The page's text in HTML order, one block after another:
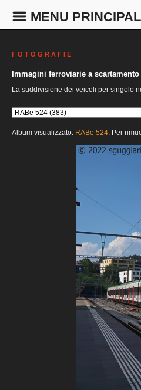
MENU
F O T O G R A F I E
Immagini ferroviarie a
La suddivisione dei veicoli per singolo
Album visualizzato: RABe 524. Per